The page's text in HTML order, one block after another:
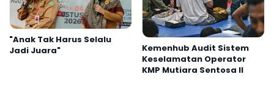
"Anak Tak Harus Selalu
Jadi Juara"
Kemenhub Audit Sistem
Keselamatan Operator
KMP Mutiara Sentosa II